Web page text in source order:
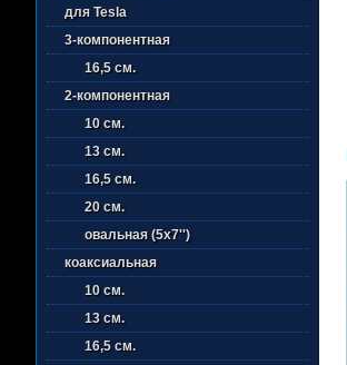
для Tesla
3-компонентная
16,5 см.
2-компонентная
10 см.
13 см.
16,5 см.
20 см.
овальная (5х7'')
коаксиальная
10 см.
13 см.
16,5 см.